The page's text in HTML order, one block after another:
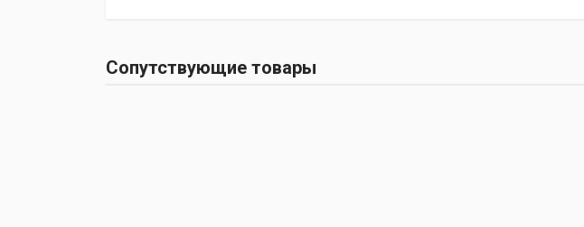
Сопутствующие товары